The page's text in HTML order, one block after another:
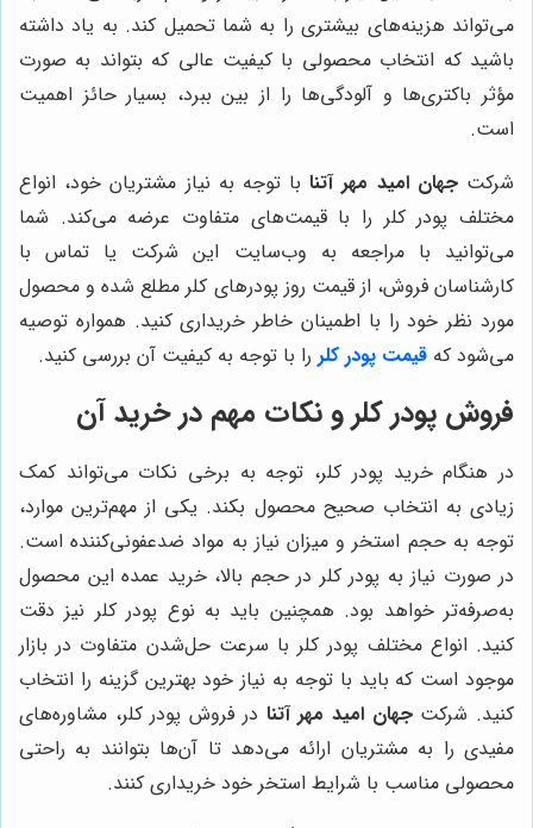
می‌تواند هزینه‌های بیشتری را به شما تحمیل کند. به یاد داشته
باشید که انتخاب محصولی با کیفیت عالی که بتواند به صورت
مؤثر باکتری‌ها و آلودگی‌ها را از بین ببرد، بسیار حائز اهمیت
است.
شرکتجهان امید مهر آتنابا توجه به نیاز مشتریان خود، انواع
مختلف پودر کلر را با قیمت‌های متفاوت عرضه می‌کند. شما
می‌توانید با مراجعه به وب‌سایت این شرکت یا تماس با
کارشناسان فروش، از قیمت روز پودرهای کلر مطلع شده و محصول
مورد نظر خود را با اطمینان خاطر خریداری کنید. همواره توصیه
می‌شود که قیمت پودر کلر را با توجه به کیفیت آن بررسی کنید.
فروش پودر کلر و نکات مهم در خرید آن
در هنگام خرید پودر کلر، توجه به برخی نکات می‌تواند کمک
زیادی به انتخاب صحیح محصول بکند. یکی از مهم‌ترین موارد،
توجه به حجم استخر و میزان نیاز به مواد ضدعفونی‌کننده است.
در صورت نیاز به پودر کلر در حجم بالا، خرید عمده این محصول
به‌صرفه‌تر خواهد بود. همچنین باید به نوع پودر کلر نیز دقت
کنید. انواع مختلف پودر کلر با سرعت حل‌شدن متفاوت در بازار
موجود است که باید با توجه به نیاز خود بهترین گزینه را انتخاب
کنید. شرکتجهان امید مهر آتنا در فروش پودر کلر، مشاوره‌های
مفیدی را به مشتریان ارائه می‌دهد تا آن‌ها بتوانند به راحتی
محصولی مناسب با شرایط استخر خود خریداری کنند.